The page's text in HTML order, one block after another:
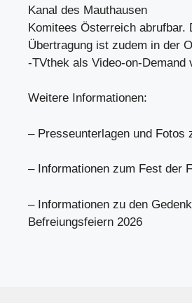
Kanal des Mauthausen
Komitees Österreich abrufbar.
Übertragung ist zudem in der
-TVthek als Video-on-Demand
Weitere Informationen:
– Presseunterlagen und Fotos
– Informationen zum Fest der
– Informationen zu den
Befreiungsfeiern 2026